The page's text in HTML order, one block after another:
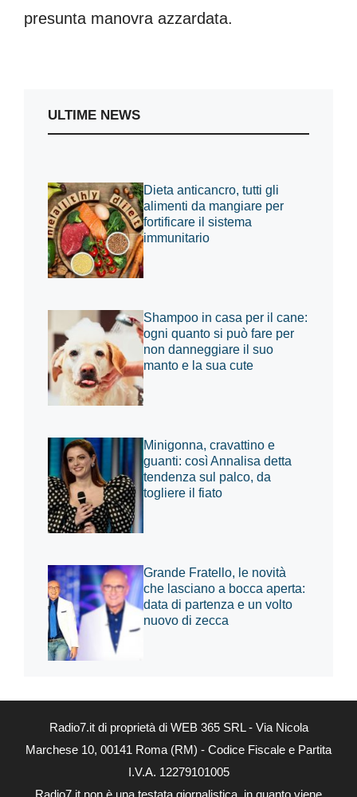
presunta manovra azzardata.
ULTIME NEWS
Dieta anticancro, tutti gli
alimenti da mangiare per
fortificare il sistema
immunitario
Shampoo in casa per il cane:
ogni quanto si può fare per
non danneggiare il suo
manto e la sua cute
Minigonna, cravattino e
guanti: così Annalisa detta
tendenza sul palco, da
togliere il fiato
Grande Fratello, le novità
che lasciano a bocca aperta:
data di partenza e un volto
nuovo di zecca
Radio7.it di proprietà di WEB 365 SRL - Via Nicola
Marchese 10, 00141 Roma (RM) - Codice Fiscale e Partita
I.V.A. 12279101005
Radio7.it non è una testata giornalistica, in quanto viene